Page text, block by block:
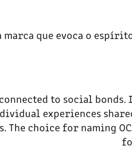
marca que evoca o
to social
experiences
The choice for naming